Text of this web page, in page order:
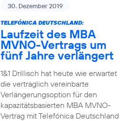
30. Dezember 2019
TELEFÓNICA DEUTSCHLAND:
Laufzeit des MBA
MVNO-Vertrags um
fünf Jahre verlängert
1&1 Drillisch hat heute wie erwartet
die vertraglich vereinbarte
Verlängerungsoption für den
kapazitätsbasierten MBA MVNO-
Vertrag mit Telefónica Deutschland